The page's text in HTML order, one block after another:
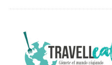
PRIMARY
SIDEBAR